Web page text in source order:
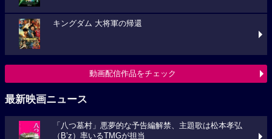
キングダム 大将軍の帰還
動画配信作品をチェック
最新映画ニュース
「八つ墓村」悪夢的な予告編解禁、主題歌は松本孝弘
（B’z）率いるTMGが担当